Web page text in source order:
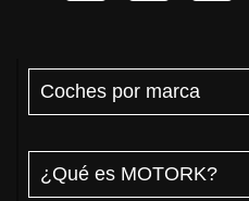
Coches por marca
¿Qué es MOTORK?